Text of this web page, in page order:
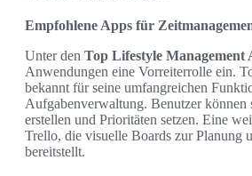
Empfohlene Apps für
Unter den Top Lifestyle Management
Anwendungen eine Vorreiterrolle ein.
bekannt für seine umfangreichen
Aufgabenverwaltung. Benutzer
erstellen und Prioritäten setzen. Eine
Trello, die visuelle Boards zur Planung
bereitstellt.